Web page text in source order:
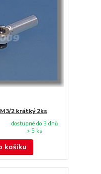
2 krátký 2ks
dostupné do 3 dnů
> 5 ks
košíku